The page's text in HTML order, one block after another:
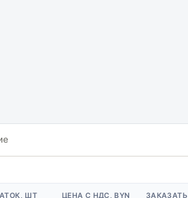
ШТ ЦЕНА С НДС, BYN ЗАКАЗАТЬ